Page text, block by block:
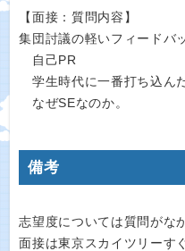
【面接：質問内容】
集団討議の軽いフィードバ
自己PR
学生時代に一番打ち込ん
なぜSEなのか。
備考
志望度については質問がな
面接は東京スカイツリーす